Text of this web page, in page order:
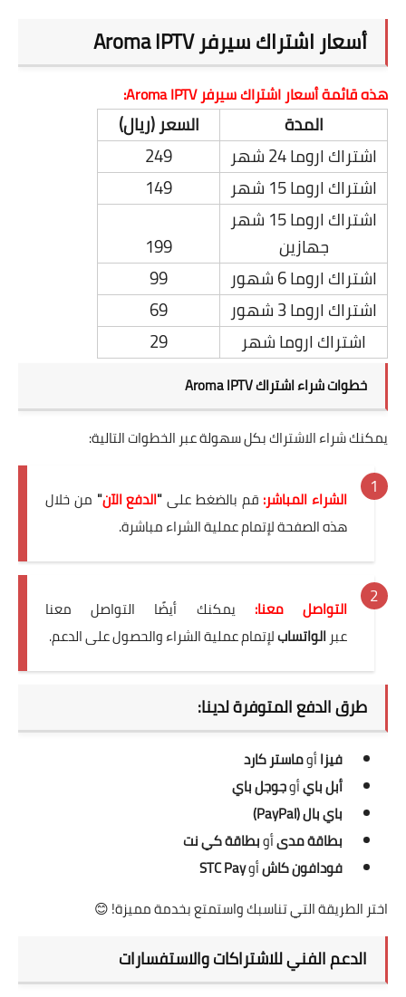
أسعار اشتراك سيرفر Aroma IPTV
هذه قائمة أسعار اشتراك سيرفر Aroma IPTV:
المدة
السعر (ريال)
اشتراك اروما 24 شهر
249
اشتراك اروما 15 شهر
149
اشتراك اروما 15 شهر
جهازين
199
اشتراك اروما 6 شهور
99
اشتراك اروما 3 شهور
69
اشتراك اروما شهر
29
خطوات شراء اشتراك Aroma IPTV
يمكنك شراء الاشتراك بكل سهولة عبر الخطوات التالية:
الشراء المباشر: قم بالضغط على"الدفع الآن" من خلال
هذه الصفحة لإتمام عملية الشراء مباشرة.
التواصل معنا:
يمكنك أيضًا التواصل معنا
عبرالواتسابلإتمام عملية الشراء والحصول على الدعم.
طرق الدفع المتوفرة لدينا:
فيزاأوماستر كارد
أبل بايأوجوجل باي
باي بال (PayPal)
بطاقة مدىأوبطاقة كي نت
فودافون كاشأوSTC Pay
اختر الطريقة التي تناسبك واستمتع بخدمة مميزة! 😊
الدعم الفني للاشتراكات والاستفسارات